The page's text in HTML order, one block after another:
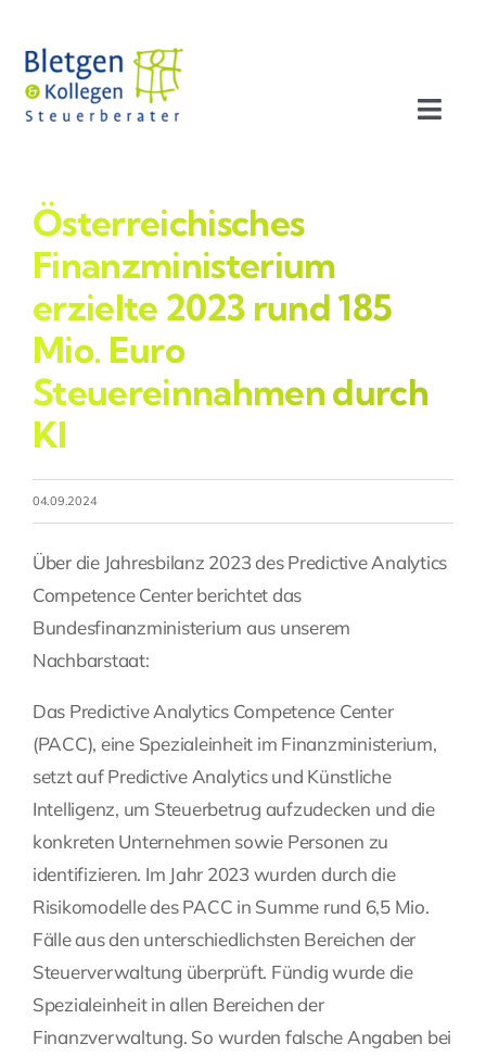
Inhalt
springen
Profil
Leistungen
Team
Fragen Sie Ihre Kanzlei
Kontakt
Österreichisches
Finanzministerium
erzielte 2023 rund 185
Mio. Euro
Steuereinnahmen durch
KI
04.09.2024
Über die Jahresbilanz 2023 des Predictive Analytics
Competence Center berichtet das
Bundesfinanzministerium aus unserem
Nachbarstaat:
Das Predictive Analytics Competence Center
(PACC), eine Spezialeinheit im Finanzministerium,
setzt auf Predictive Analytics und Künstliche
Intelligenz, um Steuerbetrug aufzudecken und die
konkreten Unternehmen sowie Personen zu
identifizieren. Im Jahr 2023 wurden durch die
Risikomodelle des PACC in Summe rund 6,5 Mio.
Fälle aus den unterschiedlichsten Bereichen der
Steuerverwaltung überprüft. Fündig wurde die
Spezialeinheit in allen Bereichen der
Finanzverwaltung. So wurden falsche Angaben bei